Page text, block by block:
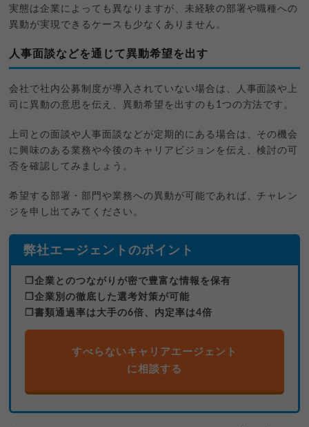
実態は企業によっても異なりますが、未経験の部署や職種への
異動が実現できるケースも少なくありません。
人事面談などを通じて異動希望を出す
会社で社内公募制度が導入されていない場合は、人事面談や上
司に異動の意思を伝え、異動希望を出すのも1つの方法です。
上司との面談や人事面談などが定期的にある場合は、その機会
に興味のある業務や今後のキャリアビジョンを伝え、検討の可
否を確認してみましょう。
希望する部署・部門や業務への異動が可能であれば、チャレン
ジを申し出てみてください。
弊社エージェントのポイント
❐企業とのつながりが密で豊富な情報を保有
❐企業別の徹底した選考対策が可能
❐書類通過率は大手の6倍、内定率は4倍
すべらないキャリアエージェント
に相談する